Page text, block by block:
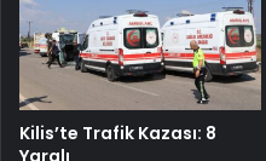
Kilis’te Trafik Kazası: 8
Yaralı